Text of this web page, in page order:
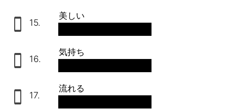
15.
美しい
16.
気持ち
17.
流れる